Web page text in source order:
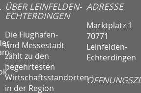
ÜBER LEINFELDEN-
ECHTERDINGEN
Die Flughafen-
und Messestadt
zählt zu den
begehrtesten
Wirtschaftsstandorten
in der Region
ADRESSE
Marktplatz 1
70771
Leinfelden-
Echterdingen